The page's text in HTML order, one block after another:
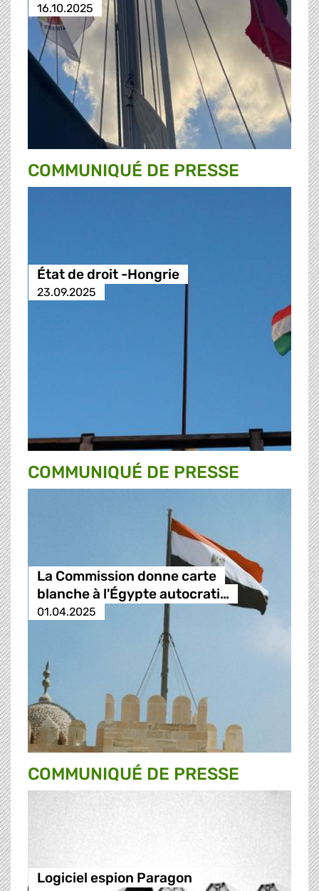
16.10.2025
COMMUNIQUÉ DE PRESSE
État de droit -Hongrie
23.09.2025
COMMUNIQUÉ DE PRESSE
La Commission donne carte
blanche à l'Égypte autocrati…
01.04.2025
COMMUNIQUÉ DE PRESSE
Logiciel espion Paragon